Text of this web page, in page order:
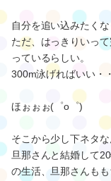
自分を追い込みたくな
ただ、はっきりいっ
っているらしい。
300m泳げればいい・
ほぉぉぉ(゜o゜)
そこから少し下ネタな
旦那さんと結婚して
の生活、旦那さんも